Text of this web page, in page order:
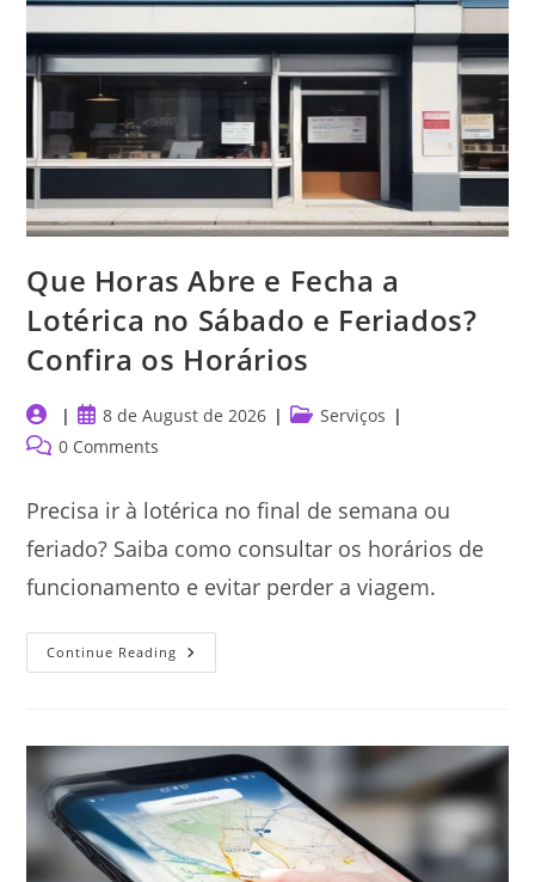
Luz
CPF
Que Horas Abre e Fecha a
Lotérica no Sábado e Feriados?
Confira os Horários
Post
author:
Post
published:
8 de August de 2026
PostServiços
Post0 Comments
Precisa ir à lotérica no final de semana ou
feriado? Saiba como consultar os horários de
funcionamento e evitar perder a viagem.
Continue Reading Que
Horas
Lotérica
No
Sábado
E
Feriados?
Confira
Os
Horários